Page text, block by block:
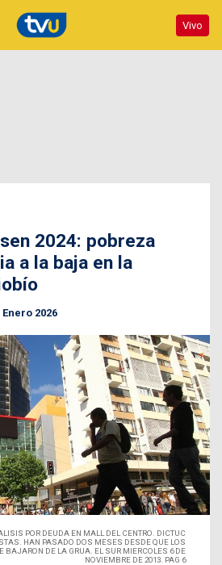
Vivo
2024: pobreza
a la baja en la
Enero 2026
POR DEUDA EN MALL DEL CENTRO. DICTUC
HAN PASADO DOS MESES DESDE QUE LOS
BAJARON DE LA GRUA. EL SUR MIERCOLES 6 DE
NOVIEMBRE DE 2013. PAG 6